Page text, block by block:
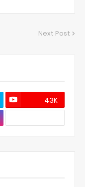
Next Post
43K